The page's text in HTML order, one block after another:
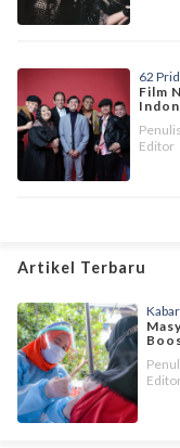
62
Film
Editor
Artikel Terbaru